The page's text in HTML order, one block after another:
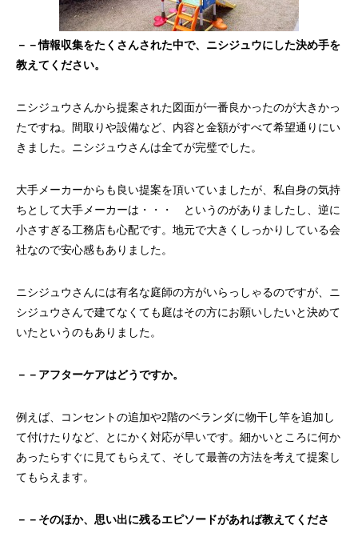
－－情報収集をたくさんされた中で、ニシジュウにした決め手を
教えてください。
ニシジュウさんから提案された図面が一番良かったのが大きかっ
たですね。間取りや設備など、内容と金額がすべて希望通りにい
きました。ニシジュウさんは全てが完璧でした。
大手メーカーからも良い提案を頂いていましたが、私自身の気持
ちとして大手メーカーは・・・ というのがありましたし、逆に
小さすぎる工務店も心配です。地元で大きくしっかりしている会
社なので安心感もありました。
ニシジュウさんには有名な庭師の方がいらっしゃるのですが、ニ
シジュウさんで建てなくても庭はその方にお願いしたいと決めて
いたというのもありました。
－－アフターケアはどうですか。
例えば、コンセントの追加や2階のベランダに物干し竿を追加し
て付けたりなど、とにかく対応が早いです。細かいところに何か
あったらすぐに見てもらえて、そして最善の方法を考えて提案し
てもらえます。
－－そのほか、思い出に残るエピソードがあれば教えてくださ